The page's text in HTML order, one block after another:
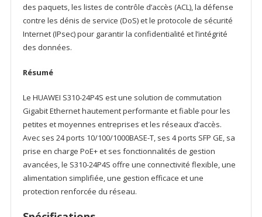
des paquets, les listes de contrôle d’accès (ACL), la défense
contre les dénis de service (DoS) et le protocole de sécurité
Internet (IPsec) pour garantir la confidentialité et l’intégrité
des données.
Résumé
Le HUAWEI S310-24P4S est une solution de commutation
Gigabit Ethernet hautement performante et fiable pour les
petites et moyennes entreprises et les réseaux d’accès.
Avec ses 24 ports 10/100/1000BASE-T, ses 4 ports SFP GE, sa
prise en charge PoE+ et ses fonctionnalités de gestion
avancées, le S310-24P4S offre une connectivité flexible, une
alimentation simplifiée, une gestion efficace et une
protection renforcée du réseau.